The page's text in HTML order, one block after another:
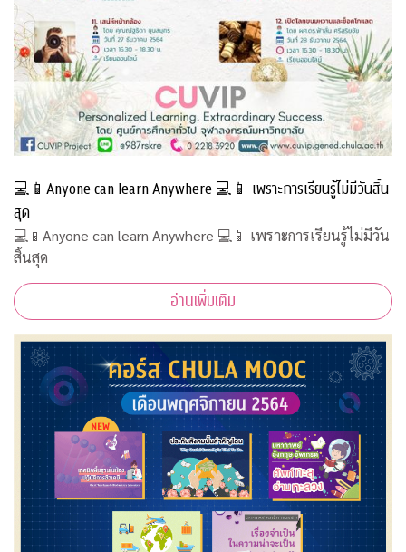
💻📱Anyone can learn Anywhere 💻📱 เพราะการเรียนรู้ไม่มีวันสิ้น
สุด
💻📱Anyone can learn Anywhere 💻📱 เพราะการเรียนรู้ไม่มีวัน
สิ้นสุด
อ่านเพิ่มเติม